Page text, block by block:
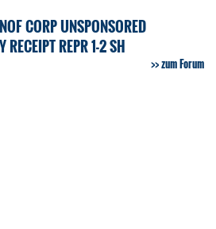
CORP UNSPONSORED
RECEIPT REPR 1-2 SH
zum Forum